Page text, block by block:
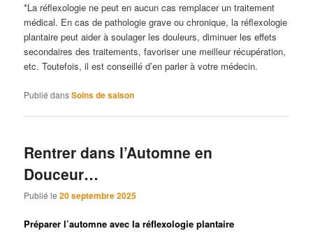
*La réflexologie ne peut en aucun cas remplacer un traitement
médical. En cas de pathologie grave ou chronique, la réflexologie
plantaire peut aider à soulager les douleurs, diminuer les effets
secondaires des traitements, favoriser une meilleur récupération,
etc. Toutefois, il est conseillé d’en parler à votre médecin.
Publié dansSoins de saison
Rentrer dans l’Automne en
Douceur…
Publié le20 septembre 2025
Préparer l’automne avec la réflexologie plantaire